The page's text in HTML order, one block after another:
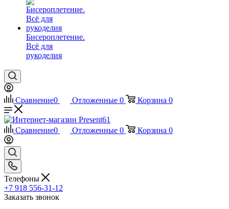
Бисероплетение.
Всё для
рукоделия
Сравнение0 Отложенные 0 Корзина 0
Сравнение0 Отложенные 0 Корзина 0
Телефоны
+7 918 556-31-12
Заказать звонок